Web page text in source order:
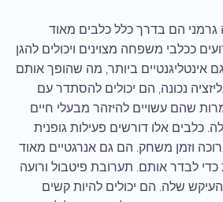
גרמני הם בדרך כלל כלבים מאוד
ככלבי משפחה מצוינים ויכולים להגן
אינטליגנטיים ביותר, מה שהופך אותם
נכונה, הם יכולים להסתדר עם
שהם עשויים להיזהר מבעלי חיים
כלבים אלו דורשים פעילות גופנית
וזמן משחק. הם גם אנרגטיים מאוד
כדי לבדר אותם. תערובת פיטבול ורועה
שלה. הם יכולים להיות קשים